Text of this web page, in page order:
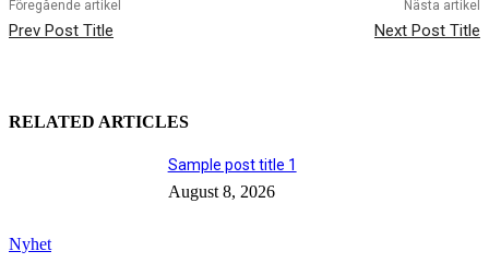
Föregående artikel
Prev Post Title
Nästa artikel
Next Post Title
RELATED ARTICLES
Nyhet
Sample post title 1
August 8, 2026